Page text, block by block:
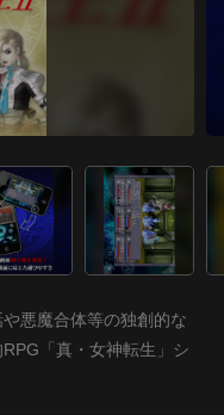
悪魔合体等の独創的な
「真・女神転生」シ